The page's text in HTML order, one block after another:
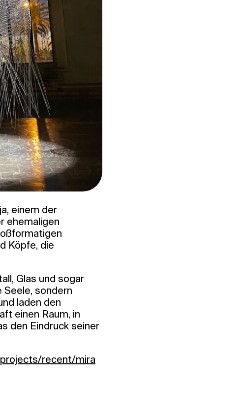
einem der
ehemaligen
Köpfe, die
Glas und sogar
Seele, sondern
laden den
einen Raum, in
den Eindruck seiner
recent/mira